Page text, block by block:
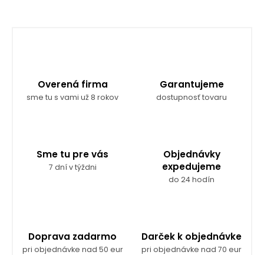
Overená firma
sme tu s vami už 8 rokov
Garantujeme
dostupnosť tovaru
Sme tu pre vás
7 dní v týždni
Objednávky
expedujeme
do 24 hodín
Doprava zadarmo
pri objednávke nad 50 eur
Darček k objednávke
pri objednávke nad 70 eur